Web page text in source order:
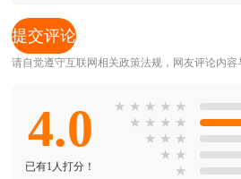
请自觉遵守互联网相关政策法规，网友评论内容
4.0
已有1人打分！
★ ★ ★ ★ ★
★ ★ ★ ★
★ ★ ★
★ ★
★